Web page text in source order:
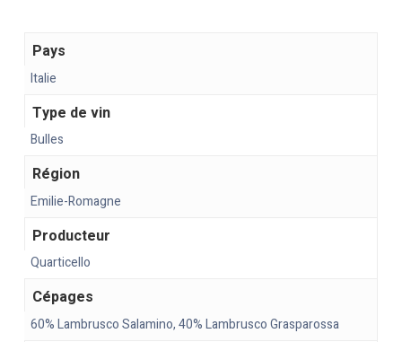
Pays
Italie
Type de vin
Bulles
Région
Emilie-Romagne
Producteur
Quarticello
Cépages
60% Lambrusco Salamino, 40% Lambrusco Grasparossa